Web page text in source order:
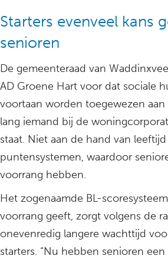
Starters evenveel kans
senioren
De gemeenteraad van
AD Groene Hart voor dat sociale
voortaan worden toegewezen
lang iemand bij de
staat. Niet aan de hand van
puntensystemen, waardoor
voorrang hebben.
Het zogenaamde BL-
voorrang geeft, zorgt volgens de
onevenredig langere wachttijd
starters. “Nu hebben senioren